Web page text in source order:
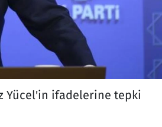
Yücel'in ifadelerine tepki